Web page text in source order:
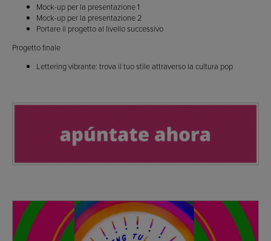
Mock-up per la presentazione 1
Mock-up per la presentazione 2
Portare il progetto al livello successivo
Progetto finale
Lettering vibrante: trova il tuo stile attraverso la cultura pop